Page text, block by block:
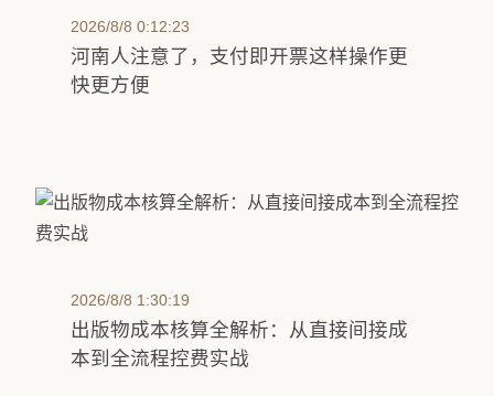
2026/8/8 0:12:23
河南人注意了，支付即开票这样操作更
快更方便
2026/8/8 1:30:19
出版物成本核算全解析：从直接间接成
本到全流程控费实战